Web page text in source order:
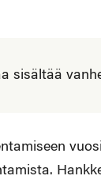
sisältää